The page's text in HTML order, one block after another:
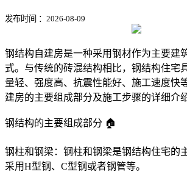
发布时间 ：2026-08-09
钢结构自建房是一种采用钢材作为主要建
式。与传统的砖混结构相比，钢结构住宅
量轻、强度高、抗震性能好、施工速度快
建房的主要组成部分及施工步骤的详细介绍
钢结构的主要组成部分 🏠
钢柱和钢梁：钢柱和钢梁是钢结构住宅的
采用H型钢、C型钢或者钢管等。